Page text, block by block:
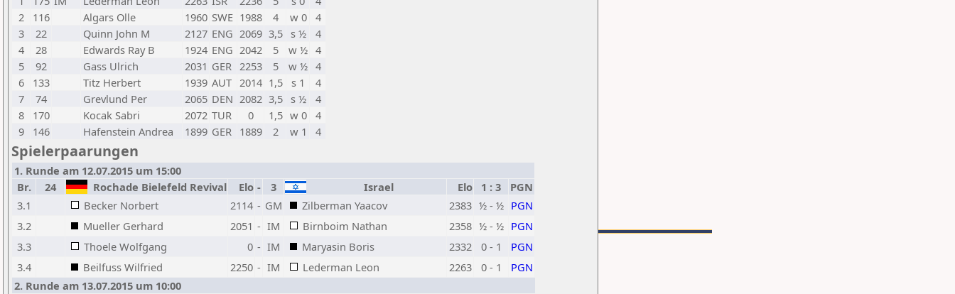
2
116 Algars Olle 1960 SWE 1988 4 w 0
4
3
22 Quinn John M 2127 ENG 2069 3,5 s ½
4
4
28 Edwards Ray B 1924 ENG 2042 5 w ½ 4
5
92 Gass Ulrich 2031 GER 2253 5 w ½ 4
6
133 Titz Herbert 1939 AUT 2014 1,5 s 1
4
7
74 Grevlund Per 2065 DEN 2082 3,5 s ½
4
8
170 Kocak Sabri 2072 TUR 0 1,5 w 0
4
9
146 Hafenstein Andrea 1899 GER 1889 2 w 1 4
Spielerpaarungen
1. Runde am 12.07.2015 um 15:00
Br.
24 Rochade Bielefeld Revival Elo - 3 Israel Elo 1 : 3
PGN
3.1
Becker Norbert 2114 - GM Zilberman Yaacov 2383 ½ - ½ PGN
3.2
Mueller Gerhard 2051 - IM Birnboim Nathan 2358 ½ - ½ PGN
3.3
Thoele Wolfgang 0 - IM Maryasin Boris 2332 0 - 1
PGN
3.4
Beilfuss Wilfried 2250 - IM Lederman Leon 2263 0 - 1
PGN
2. Runde am 13.07.2015 um 10:00